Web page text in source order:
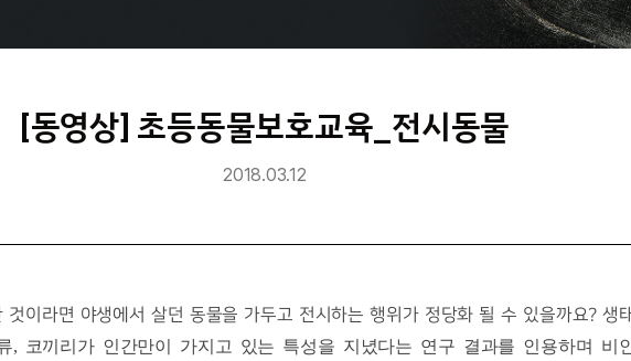
[동영상] 초등동물보호교육_전시동물
2018.03.12
것이라면 야생에서 살던 동물을 가두고 전시하는 행위가 정당화 될 수 있을까요? 생
, 코끼리가 인간만이 가지고 있는 특성을 지녔다는 연구 결과를 인용하며 비